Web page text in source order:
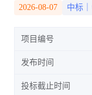
2026-08-07 中标
项目编号
发布时间
投标截止时间